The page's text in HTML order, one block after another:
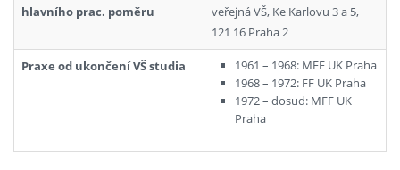
hlavního prac. poměru
veřejná VŠ, Ke Karlovu 3 a 5,
121 16 Praha 2
Praxe od ukončení VŠ studia
1961 – 1968: MFF UK Praha
1968 – 1972: FF UK Praha
1972 – dosud: MFF UK
Praha